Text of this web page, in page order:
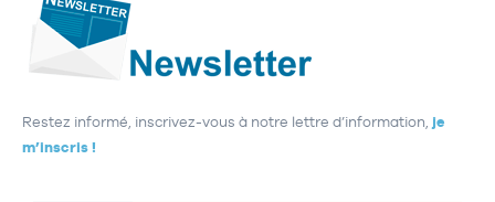
Restez informé, inscrivez-vous à notre lettre d’information, je
m’inscris !